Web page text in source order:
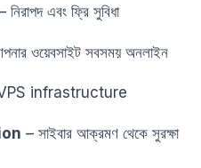
নিরাপদ এবং ফ্রি সুবিধা
ওয়েবসাইট সবসময় অনলাইন
infrastructure
– সাইবার আক্রমণ থেকে সুরক্ষা